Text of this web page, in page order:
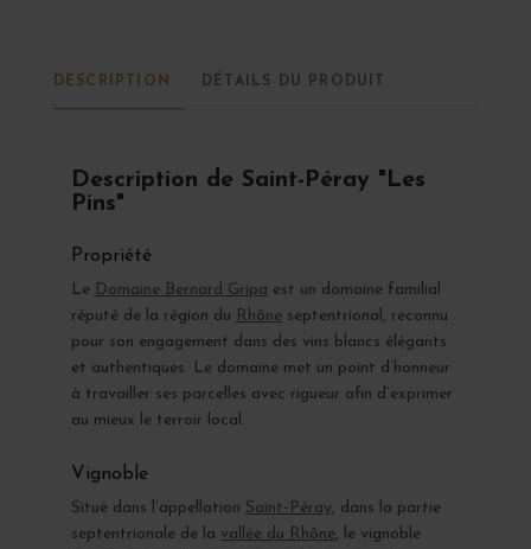
DESCRIPTION DÉTAILS DU PRODUIT
Description de Saint-Péray "Les
Pins"
Propriété
Le Domaine Bernard Gripa est un domaine familial
réputé de la région du Rhône septentrional, reconnu
pour son engagement dans des vins blancs élégants
et authentiques. Le domaine met un point d’honneur
à travailler ses parcelles avec rigueur afin d’exprimer
au mieux le terroir local.
Vignoble
Situé dans l’appellation Saint-Péray, dans la partie
septentrionale de la vallée du Rhône, le vignoble